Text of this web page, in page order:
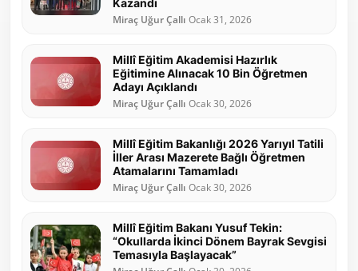
Kazandı
Miraç Uğur Çallı Ocak 31, 2026
Millî Eğitim Akademisi Hazırlık
Eğitimine Alınacak 10 Bin Öğretmen
Adayı Açıklandı
Miraç Uğur Çallı Ocak 30, 2026
Millî Eğitim Bakanlığı 2026 Yarıyıl Tatili
İller Arası Mazerete Bağlı Öğretmen
Atamalarını Tamamladı
Miraç Uğur Çallı Ocak 30, 2026
Millî Eğitim Bakanı Yusuf Tekin:
“Okullarda İkinci Dönem Bayrak Sevgisi
Temasıyla Başlayacak”